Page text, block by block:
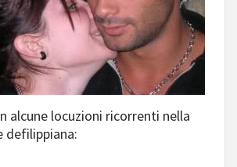
alcune locuzioni ricorrenti nella
defilippiana: